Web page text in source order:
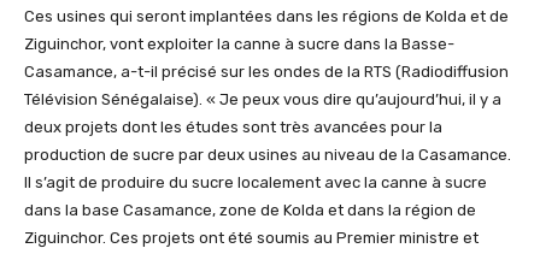
Ces usines qui seront implantées dans les régions de Kolda et de
Ziguinchor, vont exploiter la canne à sucre dans la Basse-
Casamance, a-t-il précisé sur les ondes de la RTS (Radiodiffusion
Télévision Sénégalaise). « Je peux vous dire qu’aujourd’hui, il y a
deux projets dont les études sont très avancées pour la
production de sucre par deux usines au niveau de la Casamance.
Il s’agit de produire du sucre localement avec la canne à sucre
dans la base Casamance, zone de Kolda et dans la région de
Ziguinchor. Ces projets ont été soumis au Premier ministre et